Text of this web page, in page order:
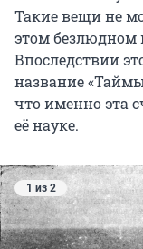
Такие вещи не
этом безлюдном
Впоследствии
название
что именно эта
её науке.
1 из 2